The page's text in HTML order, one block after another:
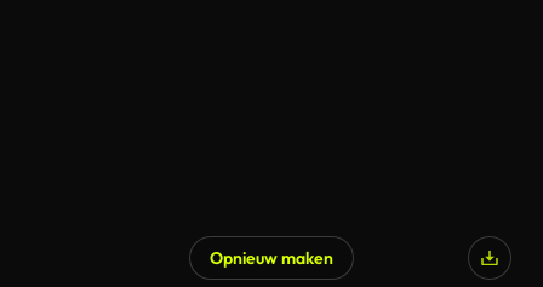
Opnieuw maken